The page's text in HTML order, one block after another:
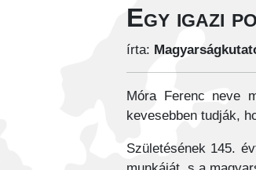
Egy igazi
írta:
Móra Ferenc neve
kevesebben tudják,
Születésének 145.